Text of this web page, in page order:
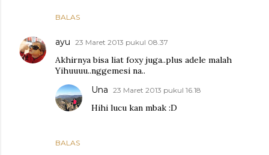
BALAS
ayu 23 Maret 2013 pukul 08.37
Akhirnya bisa liat foxy juga..plus adele malah
Yihuuuu..nggemesi na..
BALAS
Una 23 Maret 2013 pukul 16.18
Hihi lucu kan mbak :D